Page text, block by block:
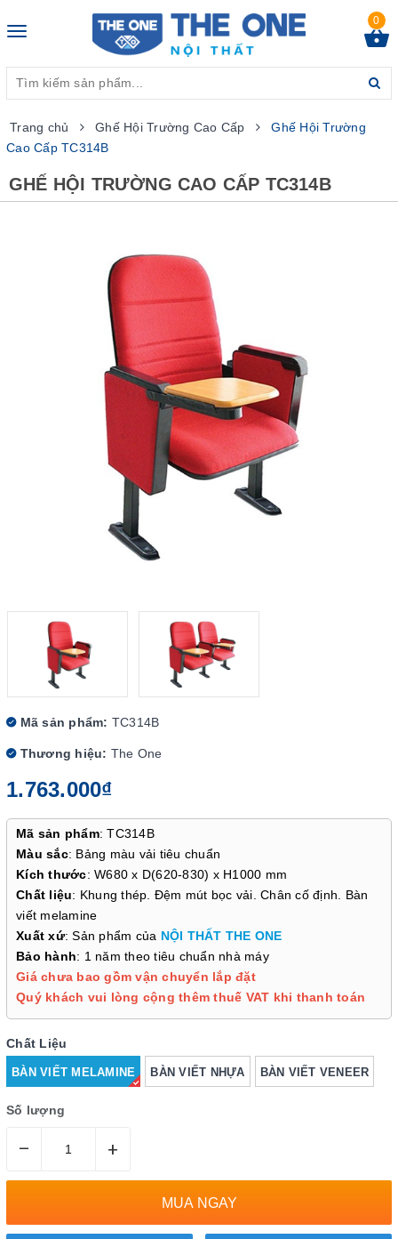
Toggle
0
Trang chủ Ghế Hội Trường Cao Cấp
Ghế Hội Trường
Cao Cấp TC314B
GHẾ HỘI TRƯỜNG CAO CẤP TC314B
Mã sản phẩm: TC314B
Thương hiệu: The One
1.763.000₫
Mã sản phẩm: TC314B
Màu sắc: Bảng màu vải tiêu chuẩn
Kích thước: W680 x D(620-830) x H1000 mm
Chất liệu: Khung thép. Đệm mút bọc vải. Chân cố định. Bàn
viết melamine
Xuất xứ: Sản phẩm của NỘI THẤT THE ONE
Bảo hành: 1 năm theo tiêu chuẩn nhà máy
Giá chưa bao gồm vận chuyển lắp đặt
Quý khách vui lòng cộng thêm thuế VAT khi thanh toán
Chất Liệu
BÀN VIẾT MELAMINE BÀN VIẾT NHỰA BÀN VIẾT VENEER
Số lượng
– +
MUA NGAY